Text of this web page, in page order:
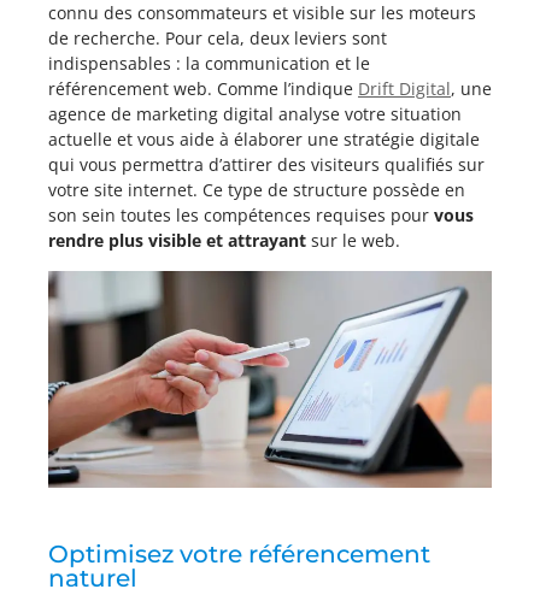
connu des consommateurs et visible sur les moteurs
de recherche. Pour cela, deux leviers sont
indispensables : la communication et le
référencement web. Comme l’indique Drift Digital, une
agence de marketing digital analyse votre situation
actuelle et vous aide à élaborer une stratégie digitale
qui vous permettra d’attirer des visiteurs qualifiés sur
votre site internet. Ce type de structure possède en
son sein toutes les compétences requises pour vous
rendre plus visible et attrayant sur le web.
Optimisez votre référencement
naturel